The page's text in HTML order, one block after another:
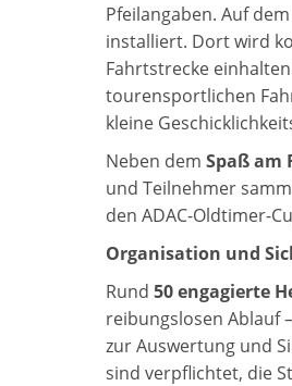
Pfeilangaben. Auf
installiert. Dort wird
Fahrtstrecke
tourensportlichen
kleine
Neben dem Spaß am
und Teilnehmer
den ADAC-Oldtimer-
Organisation und
Rund 50 engagierte
reibungslosen Ablauf
zur Auswertung und
sind verpflichtet, die